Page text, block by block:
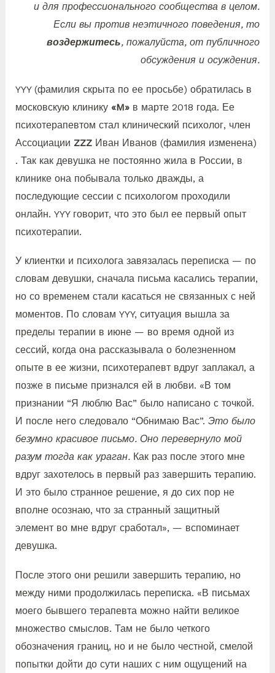
и для профессионального сообщества в целом.
Если вы против неэтичного поведения, то
воздержитесь, пожалуйста, от публичного
обсуждения и осуждения.
YYY (фамилия скрыта по ее просьбе) обратилась в
московскую клинику «M»в марте 2018 года. Ее
психотерапевтом стал клинический психолог, член
Ассоциации ZZZИван Иванов (фамилия изменена)
. Так как девушка не постоянно жила в России, в
клинике она побывала только дважды, а
последующие сессии с психологом проходили
онлайн. YYY говорит, что это был ее первый опыт
психотерапии.
У клиентки и психолога завязалась переписка — по
словам девушки, сначала письма касались терапии,
но со временем стали касаться не связанных с ней
моментов. По словам YYY, ситуация вышла за
пределы терапии в июне — во время одной из
сессий, когда она рассказывала о болезненном
опыте в ее жизни, психотерапевт вдруг заплакал, а
позже в письме признался ей в любви. «В том
признании “Я люблю Вас” было написано с точкой.
И после него следовало “Обнимаю Вас”. Это было
безумно красивое письмо. Оно перевернуло мой
разум тогда как ураган.Как раз после этого мне
вдруг захотелось в первый раз завершить терапию.
И это было странное решение, я до сих пор не
вполне осознаю, что за странный защитный
элемент во мне вдруг сработал», — вспоминает
девушка.
После этого они решили завершить терапию, но
между ними продолжилась переписка. «В письмах
моего бывшего терапевта можно найти великое
множество смыслов. Там не было четкого
обозначения границ, но и не было честной, смелой
попытки дойти до сути наших с ним ощущений на